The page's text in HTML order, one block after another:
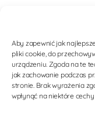
Aby zapewnić jak
pliki cookie, do
urządzeniu. Zgoda na te
jak zachowanie podczas
stronie. Brak wyrażenia
wpłynąć na niektóre
Budujemy
do poprawy
dzieci w
rozwiązania